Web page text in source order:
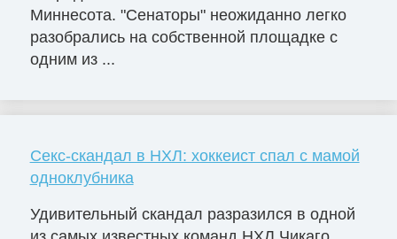
Миннесота. "Сенаторы" неожиданно легко
разобрались на собственной площадке с
одним из ...
Секс-скандал в НХЛ: хоккеист спал с мамой
одноклубника
Удивительный скандал разразился в одной